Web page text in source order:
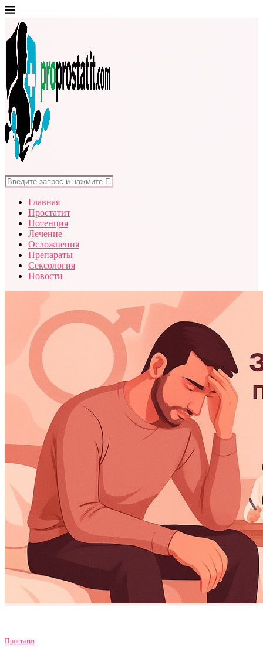
Главная
Простатит
Потенция
Лечение
Осложнения
Препараты
Сексология
Новости
Простатит